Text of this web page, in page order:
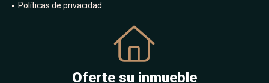
Políticas de privacidad
Oferte su inmueble